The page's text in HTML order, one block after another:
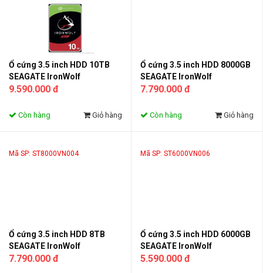
Ổ cứng 3.5 inch HDD 10TB
SEAGATE IronWolf
ST10000VN000
9.590.000 đ
Còn hàng Giỏ hàng
Ổ cứng 3.5 inch HDD 8000GB
SEAGATE IronWolf
ST8000VN002
7.790.000 đ
Còn hàng Giỏ hàng
Mã SP: ST8000VN004
Ổ cứng 3.5 inch HDD 8TB
SEAGATE IronWolf
ST8000VN004
7.790.000 đ
Mã SP: ST6000VN006
Ổ cứng 3.5 inch HDD 6000GB
SEAGATE IronWolf
ST6000VN006
5.590.000 đ